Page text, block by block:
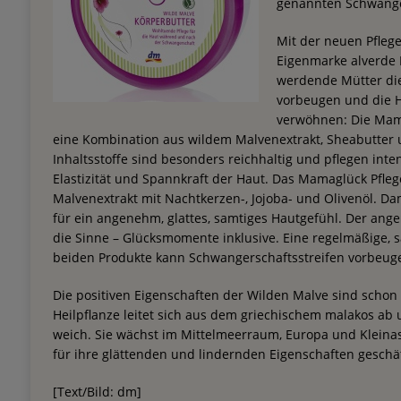
Mit der neuen
Eigenmarke alverde
werdende Mütter
vorbeugen und die
verwöhnen: Die
eine Kombination aus wildem Malvenextrakt, Sheabutter
Inhaltsstoffe sind besonders reichhaltig und pflegen
Elastizität und Spannkraft der Haut. Das Mamaglück
Malvenextrakt mit Nachtkerzen-, Jojoba- und Olivenöl.
für ein angenehm, glattes, samtiges Hautgefühl. Der
die Sinne – Glücksmomente inklusive. Eine regelmäßige,
beiden Produkte kann Schwangerschaftsstreifen
Die positiven Eigenschaften der Wilden Malve sind
Heilpflanze leitet sich aus dem griechischem malakos
weich. Sie wächst im Mittelmeerraum, Europa und
für ihre glättenden und lindernden Eigenschaften
[Text/Bild: dm]